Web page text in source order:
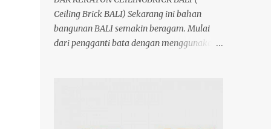
Ceiling Brick BALI) Sekarang ini bahan
bangunan BALI semakin beragam. Mulai
dari pengganti bata dengan menggunakan